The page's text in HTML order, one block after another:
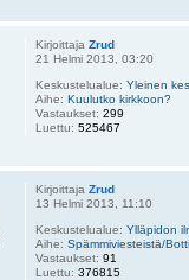
KirjoittajaZrud
21 Helmi 2013, 03:20
Keskustelualue:Yleinen
Aihe:Kuulutko kirkkoon?
Vastaukset:299
Luettu:525467
KirjoittajaZrud
13 Helmi 2013, 11:10
Keskustelualue:Ylläpidon
Aihe:Spämmiviesteistä/
Vastaukset:91
Luettu:376815